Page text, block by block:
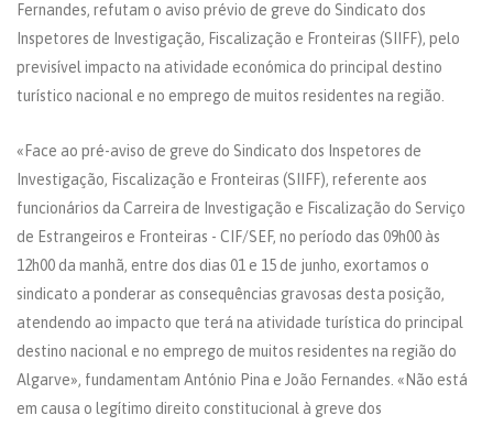
Fernandes, refutam o aviso prévio de greve do Sindicato dos
Inspetores de Investigação, Fiscalização e Fronteiras (SIIFF), pelo
previsível impacto na atividade económica do principal destino
turístico nacional e no emprego de muitos residentes na região.
«Face ao pré-aviso de greve do Sindicato dos Inspetores de
Investigação, Fiscalização e Fronteiras (SIIFF), referente aos
funcionários da Carreira de Investigação e Fiscalização do Serviço
de Estrangeiros e Fronteiras - CIF/SEF, no período das 09h00 às
12h00 da manhã, entre dos dias 01 e 15 de junho, exortamos o
sindicato a ponderar as consequências gravosas desta posição,
atendendo ao impacto que terá na atividade turística do principal
destino nacional e no emprego de muitos residentes na região do
Algarve», fundamentam António Pina e João Fernandes. «Não está
em causa o legítimo direito constitucional à greve dos